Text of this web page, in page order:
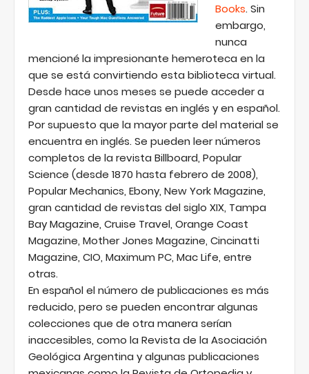
Books. Sin
embargo,
nunca
mencioné la impresionante hemeroteca en la
que se está convirtiendo esta biblioteca virtual.
Desde hace unos meses se puede acceder a
gran cantidad de revistas en inglés y en español.
Por supuesto que la mayor parte del material se
encuentra en inglés. Se pueden leer números
completos de la revista Billboard, Popular
Science (desde 1870 hasta febrero de 2008),
Popular Mechanics, Ebony, New York Magazine,
gran cantidad de revistas del siglo XIX, Tampa
Bay Magazine, Cruise Travel, Orange Coast
Magazine, Mother Jones Magazine, Cincinatti
Magazine, CIO, Maximum PC, Mac Life, entre
otras.
En español el número de publicaciones es más
reducido, pero se pueden encontrar algunas
colecciones que de otra manera serían
inaccesibles, como la Revista de la Asociación
Geológica Argentina y algunas publicaciones